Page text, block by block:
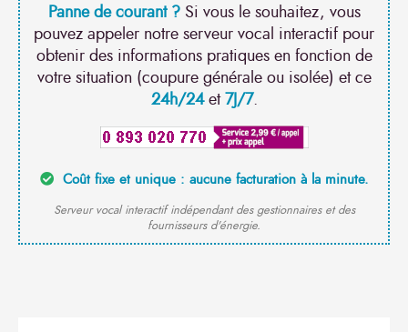
Panne de courant ?Si vous le souhaitez, vous
pouvez appeler notre serveur vocal interactif pour
obtenir des informations pratiques en fonction de
votre situation (coupure générale ou isolée) et ce
24h/24et7J/7.
Coût fixe et unique : aucune facturation à la minute.
Serveur vocal interactif indépendant des gestionnaires et des
fournisseurs d'énergie.